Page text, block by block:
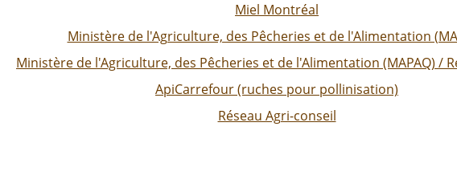
Miel Montréal
Ministère de l'Agriculture, des Pêcheries et de l'Alimentation
Ministère de l'Agriculture, des Pêcheries et de l'Alimentation (MAPAQ) /
ApiCarrefour (ruches pour pollinisation)
Réseau Agri-conseil